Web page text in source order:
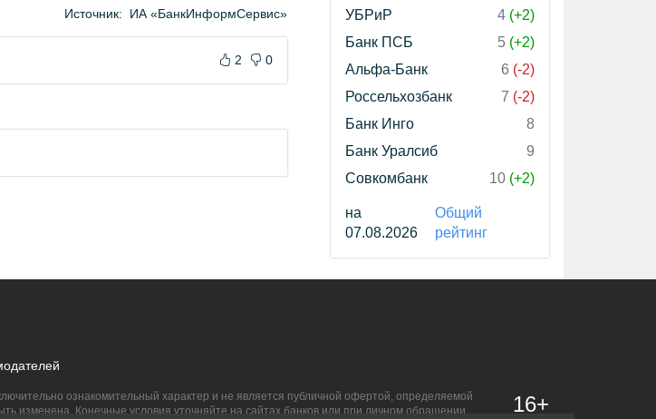
Источник: ИА «БанкИнформСервис»
2 0
УБРиР
4 (+2)
Банк ПСБ
5 (+2)
Альфа-Банк
6 (-2)
Россельхозбанк
7 (-2)
Банк Инго
8
Банк Уралсиб
9
Совкомбанк
10 (+2)
на
07.08.2026
Общий
рейтинг
ознакомительный характер и не является публичной офертой, определяемой
изменена. Конечные условия уточняйте на сайтах банков или при личном обращении.
16+